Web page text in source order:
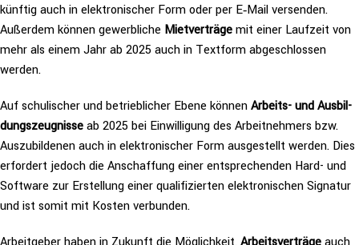
künftig auch in elek­tro­ni­scher Form oder per E‑Mail versenden.
Außerdem können gewerb­li­che Miet­ver­trä­gemit einer Laufzeit von
mehr als einem Jahr ab 2025 auch in Textform abge­schlos­sen
werden.
Auf schu­li­scher und betrieb­li­cher Ebene könnenArbeits- und Aus­bil­
dungs­zeug­nis­seab 2025 bei Ein­wil­li­gung des Arbeit­neh­mers bzw.
Aus­zu­bil­de­nen auch in elek­tro­ni­scher Form aus­ge­stellt werden. Dies
erfordert jedoch die Anschaf­fung einer ent­spre­chen­den Hard- und
Software zur Erstel­lung einer qua­li­fi­zier­ten elek­tro­ni­schen Signatur
und ist somit mit Kosten verbunden.